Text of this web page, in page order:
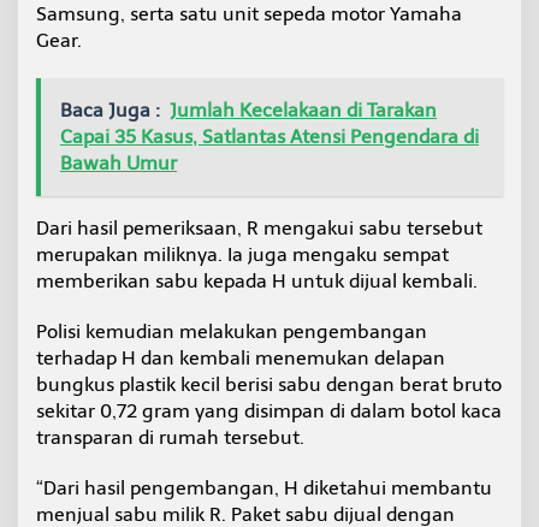
Samsung, serta satu unit sepeda motor Yamaha
Gear.
Baca Juga : Jumlah Kecelakaan di Tarakan
Capai 35 Kasus, Satlantas Atensi Pengendara di
Bawah Umur
Dari hasil pemeriksaan, R mengakui sabu tersebut
merupakan miliknya. Ia juga mengaku sempat
memberikan sabu kepada H untuk dijual kembali.
Polisi kemudian melakukan pengembangan
terhadap H dan kembali menemukan delapan
bungkus plastik kecil berisi sabu dengan berat bruto
sekitar 0,72 gram yang disimpan di dalam botol kaca
transparan di rumah tersebut.
“Dari hasil pengembangan, H diketahui membantu
menjual sabu milik R. Paket sabu dijual dengan